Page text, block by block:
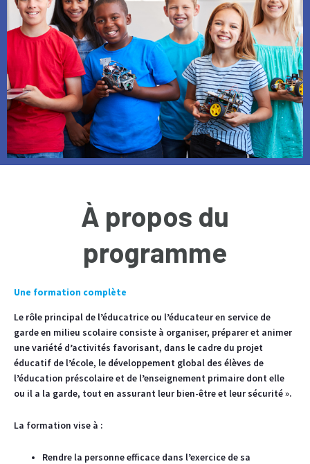
À propos du
programme
Une formation complète
Le rôle principal de l’éducatrice ou l’éducateur en service de
garde en milieu scolaire consiste à organiser, préparer et animer
une variété d’activités favorisant, dans le cadre du projet
éducatif de l’école, le développement global des élèves de
l’éducation préscolaire et de l’enseignement primaire dont elle
ou il a la garde, tout en assurant leur bien-être et leur sécurité ».
La formation vise à :
Rendre la personne efficace dans l’exercice de sa